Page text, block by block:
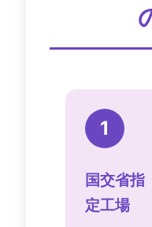
1
国交省指
定工場